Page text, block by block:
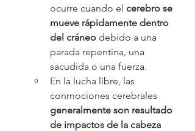
ocurre cuando el cerebro se
mueve rápidamente dentro
del cráneo debido a una
parada repentina, una
sacudida o una fuerza.
En la lucha libre, las
conmociones cerebrales
generalmente son resultado
de impactos de la cabeza